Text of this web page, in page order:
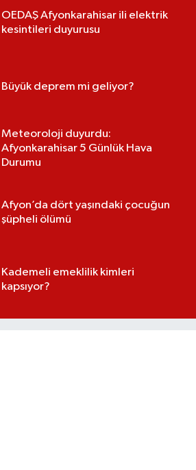
OEDAŞ Afyonkarahisar ili elektrik
kesintileri duyurusu
Büyük deprem mi geliyor?
Meteoroloji duyurdu:
Afyonkarahisar 5 Günlük Hava
Durumu
Afyon’da dört yaşındaki çocuğun
şüpheli ölümü
Kademeli emeklilik kimleri
kapsıyor?